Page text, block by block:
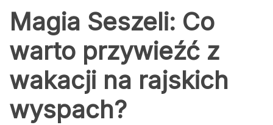
Magia Seszeli: Co
warto przywieźć z
wakacji na rajskich
wyspach?